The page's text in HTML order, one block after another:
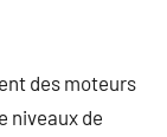
des moteurs
niveaux de